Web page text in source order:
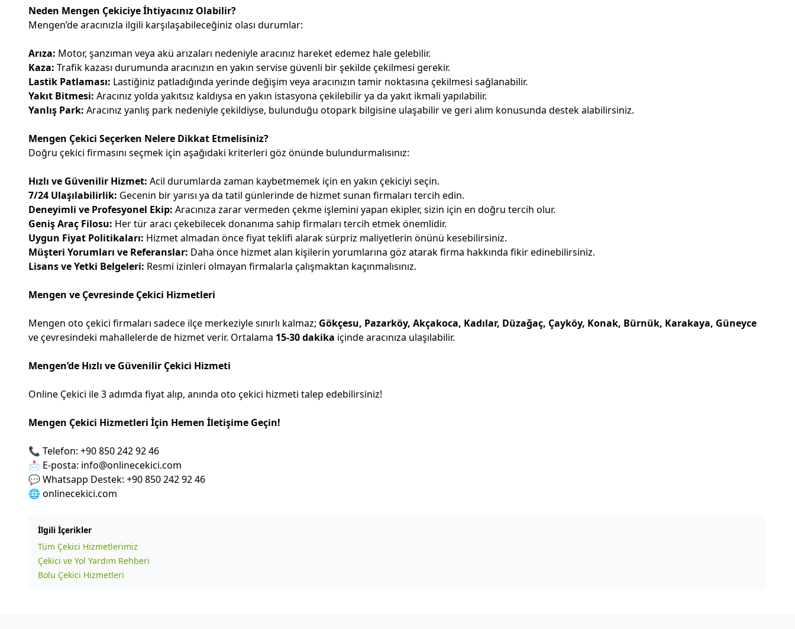
Neden Mengen Çekiciye İhtiyacınız Olabilir?
Mengen’de aracınızla ilgili karşılaşabileceğiniz olası durumlar:
Arıza: Motor, şanzıman veya akü arızaları nedeniyle aracınız hareket edemez hale gelebilir.
Kaza: Trafik kazası durumunda aracınızın en yakın servise güvenli bir şekilde çekilmesi gerekir.
Lastik Patlaması: Lastiğiniz patladığında yerinde değişim veya aracınızın tamir noktasına çekilmesi sağlanabilir.
Yakıt Bitmesi: Aracınız yolda yakıtsız kaldıysa en yakın istasyona çekilebilir ya da yakıt ikmali yapılabilir.
Yanlış Park: Aracınız yanlış park nedeniyle çekildiyse, bulunduğu otopark bilgisine ulaşabilir ve geri alım konusunda destek alabilirsiniz.
Mengen Çekici Seçerken Nelere Dikkat Etmelisiniz?
Doğru çekici firmasını seçmek için aşağıdaki kriterleri göz önünde bulundurmalısınız:
Hızlı ve Güvenilir Hizmet: Acil durumlarda zaman kaybetmemek için en yakın çekiciyi seçin.
7/24 Ulaşılabilirlik: Gecenin bir yarısı ya da tatil günlerinde de hizmet sunan firmaları tercih edin.
Deneyimli ve Profesyonel Ekip: Aracınıza zarar vermeden çekme işlemini yapan ekipler, sizin için en doğru tercih olur.
Geniş Araç Filosu: Her tür aracı çekebilecek donanıma sahip firmaları tercih etmek önemlidir.
Uygun Fiyat Politikaları: Hizmet almadan önce fiyat teklifi alarak sürpriz maliyetlerin önünü kesebilirsiniz.
Müşteri Yorumları ve Referanslar: Daha önce hizmet alan kişilerin yorumlarına göz atarak firma hakkında fikir edinebilirsiniz.
Lisans ve Yetki Belgeleri: Resmi izinleri olmayan firmalarla çalışmaktan kaçınmalısınız.
Mengen ve Çevresinde Çekici Hizmetleri
Mengen oto çekici firmaları sadece ilçe merkeziyle sınırlı kalmaz; Gökçesu, Pazarköy, Akçakoca, Kadılar, Düzağaç, Çayköy, Konak, Bürnük, Karakaya, Güneyce
ve çevresindeki mahallelerde de hizmet verir. Ortalama 15-30 dakika içinde aracınıza ulaşılabilir.
Mengen’de Hızlı ve Güvenilir Çekici Hizmeti
Online Çekici ile 3 adımda fiyat alıp, anında oto çekici hizmeti talep edebilirsiniz!
Mengen Çekici Hizmetleri İçin Hemen İletişime Geçin!
📞 Telefon: +90 850 242 92 46
📩 E-posta: info@onlinecekici.com
💬 Whatsapp Destek: +90 850 242 92 46
🌐 onlinecekici.com
İlgili İçerikler
Tüm Çekici Hizmetlerimiz
Çekici ve Yol Yardım Rehberi
Bolu Çekici Hizmetleri